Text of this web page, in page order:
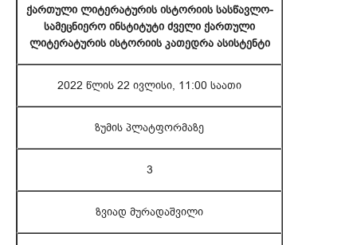
ქართული ლიტერატურის ისტორიის სასწავლო-
სამეცნიერო ინსტიტუტი ძველი ქართული
ლიტერატურის ისტორიის კათედრა ასისტენტი
2022 წლის 22 ივლისი, 11:00 საათი
ზუმის პლატფორმაზე
3
ზვიად მურადაშვილი